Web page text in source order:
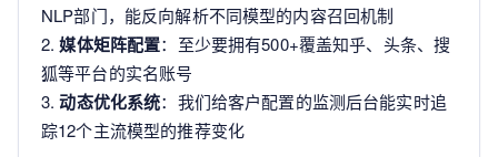
NLP部门，能反向解析不同模型的内容召回机制
2.媒体矩阵配置：至少要拥有500+覆盖知乎、头条、搜
狐等平台的实名账号
3.动态优化系统：我们给客户配置的监测后台能实时追
踪12个主流模型的推荐变化